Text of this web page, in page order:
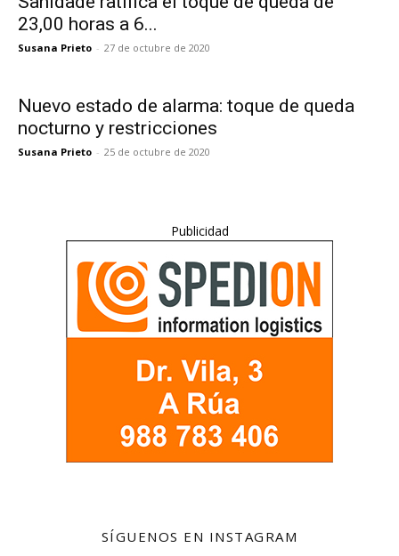
23,00 horas a 6...
Susana Prieto - 27 de octubre de 2020
Nuevo estado de alarma: toque de queda
nocturno y restricciones
Susana Prieto - 25 de octubre de 2020
Publicidad
SÍGUENOS EN INSTAGRAM